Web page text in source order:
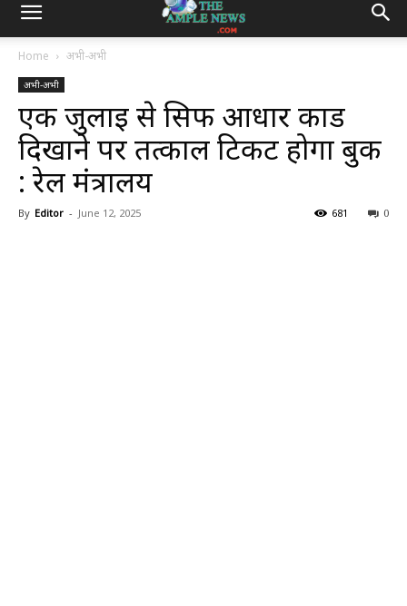
Home अभी-अभी
अभी-अभी
एक जुलाई से सिर्फ आधार कार्ड
दिखाने पर तत्काल टिकट होगा बुक
: रेल मंत्रालय
By Editor - June 12, 2025 0
681